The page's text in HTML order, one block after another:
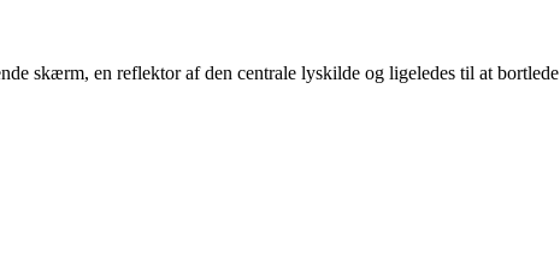
skærm, en reflektor af den centrale lyskilde og ligeledes til at bortlede